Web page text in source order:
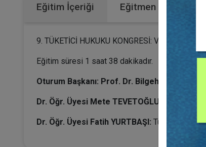
Eğitim İçeriği Eğitmen
9. TÜKETİCİ HUKUKU KONGRESİ: VI. Oturum -
Eğitim süresi 1 saat 38 dakikadır.
Oturum Başkanı: Prof. Dr. Bilgehan ÇETİNER
Dr. Öğr. Üyesi Mete TEVETOĞLU: Yargıtay
Dr. Öğr. Üyesi Fatih YURTBAŞI: Tüketici